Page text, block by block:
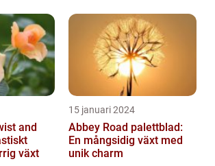
and
växt
15 januari 2024
Abbey Road palettblad:
En mångsidig växt med
unik charm